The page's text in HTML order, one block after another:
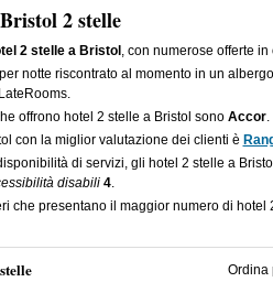
2 stelle
2 stelle a Bristol , con numerose offerte
per notte riscontrato al momento in un
offrono hotel 2 stelle a Bristol sono Accor.
con la miglior valutazione dei clienti è
di servizi, gli hotel 2 stelle a
disabili 4.
che presentano il maggior numero di
Ordina